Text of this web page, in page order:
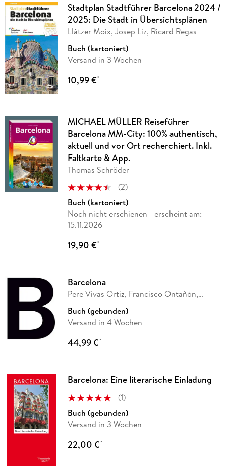
Stadtplan Stadtführer Barcelona 2024 /
2025: Die Stadt in Übersichtsplänen
Llàtzer Moix, Josep Liz, Ricard Regas
Buch (kartoniert)
Versand in 3 Wochen
10,99 €*
MICHAEL MÜLLER Reiseführer
Barcelona MM-City: 100% authentisch,
aktuell und vor Ort recherchiert. Inkl.
Faltkarte & App.
Thomas Schröder
(2)
Buch (kartoniert)
Noch nicht erschienen - erscheint am:
15.11.2026
19,90 €*
Barcelona
Pere Vivas Ortiz, Francisco Ontañón,
Buch (gebunden)
Versand in 4 Wochen
44,99 €*
Barcelona: Eine literarische Einladung
(1)
Buch (gebunden)
Versand in 3 Wochen
22,00 €*